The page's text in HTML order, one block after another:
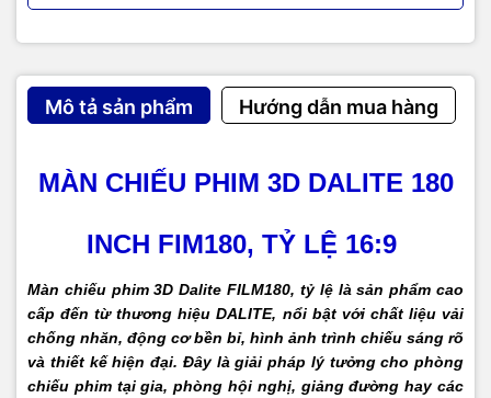
Mô tả sản phẩm Hướng dẫn mua hàng
MÀN CHIẾU PHIM 3D DALITE 180
INCH FIM180, TỶ LỆ 16:9
Màn chiếu phim 3D Dalite FILM180, tỷ lệ là sản phẩm cao
cấp đến từ thương hiệuDALITE, nổi bật với chất liệu vải
chống nhăn, động cơ bền bỉ, hình ảnh trình chiếu sáng rõ
và thiết kế hiện đại. Đây là giải pháp lý tưởng cho phòng
chiếu phim tại gia, phòng hội nghị, giảng đường hay các